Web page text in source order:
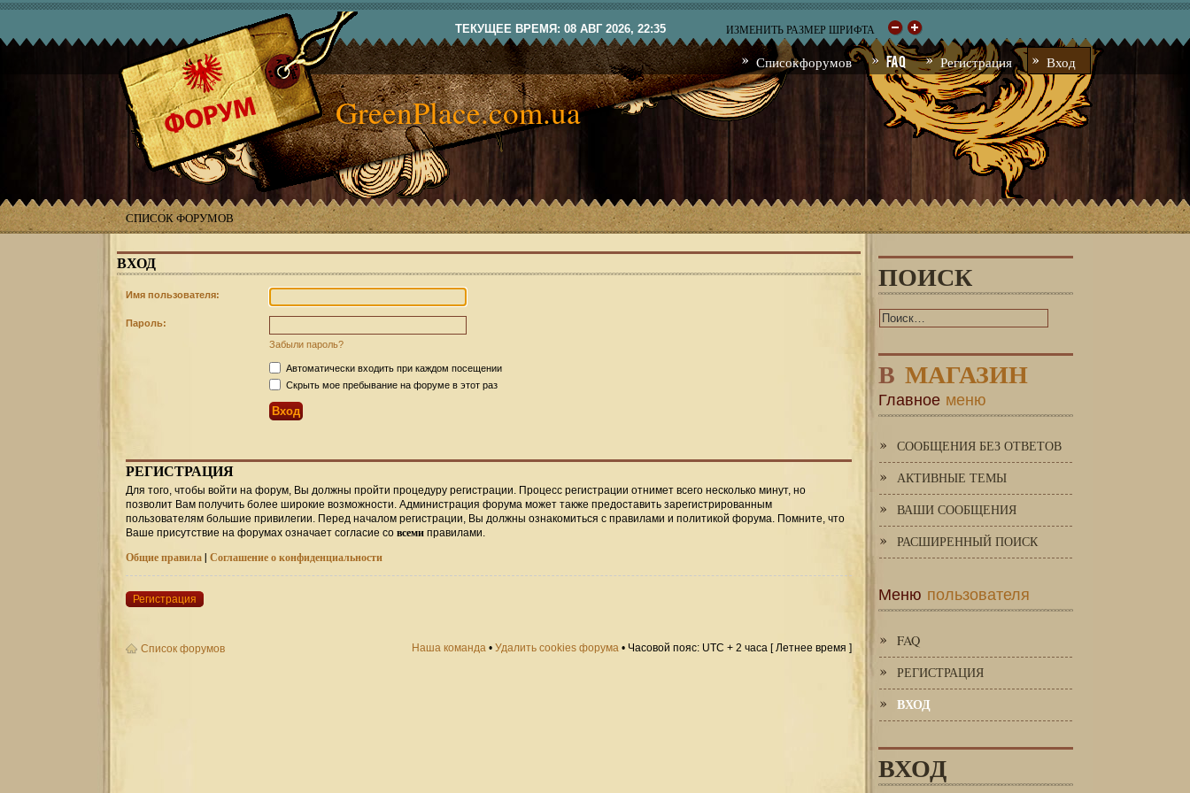
ТЕКУЩЕЕ ВРЕМЯ: 08 АВГ 2026, 22:35 ИЗМЕНИТЬ РАЗМЕР ШРИФТА
Список форумов FAQ Регистрация Вход
GreenPlace.com.ua
СПИСОК ФОРУМОВ
ВХОД
Имя пользователя:
Пароль:
Забыли пароль?
Автоматически входить при каждом посещении
Скрыть мое пребывание на форуме в этот раз
РЕГИСТРАЦИЯ
Для того, чтобы войти на форум, Вы должны пройти процедуру регистрации. Процесс регистрации отнимет всего несколько минут, но
позволит Вам получить более широкие возможности. Администрация форума может также предоставить зарегистрированным
пользователям большие привилегии. Перед началом регистрации, Вы должны ознакомиться с правилами и политикой форума. Помните, что
Ваше присутствие на форумах означает согласие со всеми правилами.
Общие правила| Соглашение о конфиденциальности
Регистрация
Список форумов Наша команда • Удалить cookies форума • Часовой пояс: UTC + 2 часа [ Летнее время ]
ПОИСК
В МАГАЗИН
Главное меню
СООБЩЕНИЯ БЕЗ ОТВЕТОВ
АКТИВНЫЕ ТЕМЫ
ВАШИ СООБЩЕНИЯ
РАСШИРЕННЫЙ ПОИСК
Меню пользователя
FAQ
РЕГИСТРАЦИЯ
ВХОД
ВХОД